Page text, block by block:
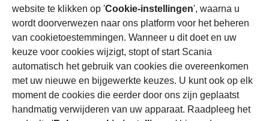
website te klikken op 'Cookie-instellingen', waarna u
wordt doorverwezen naar ons platform voor het beheren
van cookietoestemmingen. Wanneer u dit doet en uw
keuze voor cookies wijzigt, stopt of start Scania
automatisch het gebruik van cookies die overeenkomen
met uw nieuwe en bijgewerkte keuzes. U kunt ook op elk
moment de cookies die eerder door ons zijn geplaatst
handmatig verwijderen van uw apparaat. Raadpleeg het